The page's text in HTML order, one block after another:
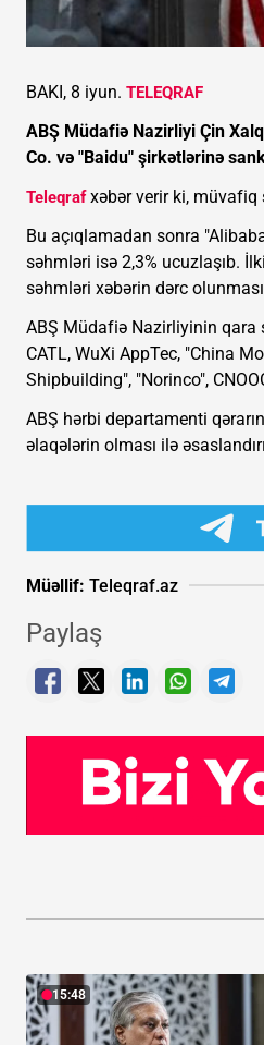
BAKI, 8 iyun. TELEQRAF
ABŞ Müdafiə Nazirliyi Çin
Co. və "Baidu" şirkətlərinə
Teleqrafxəbər verir ki, müvafiq
Bu açıqlamadan sonra
səhmləri isə 2,3% ucuzlaşıb.
səhmləri xəbərin dərc
ABŞ Müdafiə Nazirliyinin qara
CATL, WuXi AppTec, "China
Shipbuilding", "Norinco",
ABŞ hərbi departamenti
əlaqələrin olması ilə
Müəllif: Teleqraf.az
Paylaş
15:48